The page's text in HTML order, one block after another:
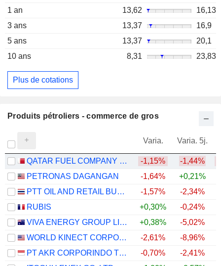
1 an
13,62
16,13
3 ans
13,37
16,9
5 ans
13,37
20,1
10 ans
8,31 23,83
Plus de cotations
Produits pétroliers - commerce de gros
Varia. Varia. 5j.
QATAR FUEL COMPANY Q.P.S.C. ("WOQOD") -1,15% -1,44%
PETRONAS DAGANGAN
-1,64% +0,21%
PTT OIL AND RETAIL BUSINESS
-1,57% -2,34%
RUBIS
+0,30% -0,24%
VIVA ENERGY GROUP LIMITED
+0,38% -5,02%
WORLD KINECT CORPORATION
-2,61% -8,96%
PT AKR CORPORINDO TBK
-0,70% -2,41%